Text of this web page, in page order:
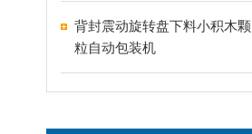
背封震动旋转盘下料小积木颗
粒自动包装机